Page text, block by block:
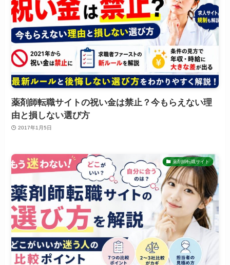
薬剤師転職サイトの祝い金は禁止？今もらえない理
由と損しない選び方
2017年1月5日
薬剤師転職サイト